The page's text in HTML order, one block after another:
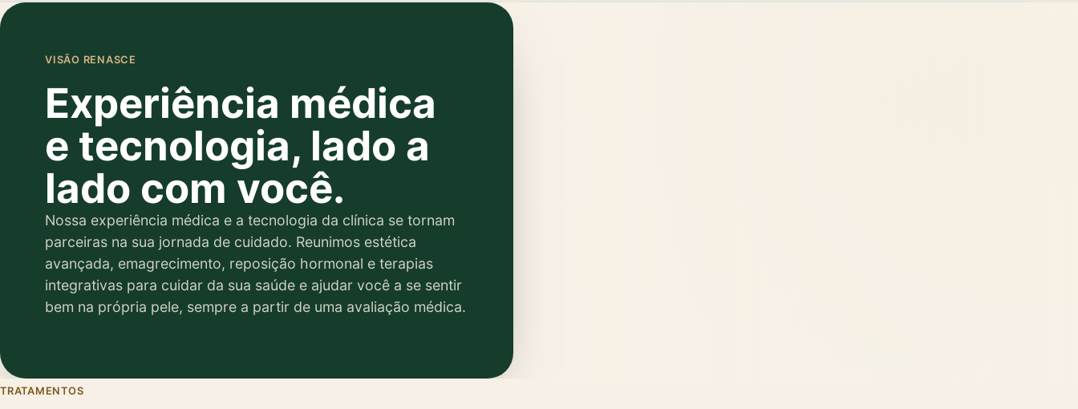
Estética, equilíbrio hormonal e emagrecimento, para você se sentir
bem, com acompanhamento médico.
Ver caminhos
VISÃO RENASCE
Experiência médica
e tecnologia, lado a
lado com você.
Nossa experiência médica e a tecnologia da clínica se tornam
parceiras na sua jornada de cuidado. Reunimos estética
avançada, emagrecimento, reposição hormonal e terapias
integrativas para cuidar da sua saúde e ajudar você a se sentir
bem na própria pele, sempre a partir de uma avaliação médica.
TRATAMENTOS